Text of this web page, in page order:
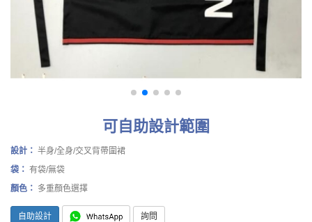
可自助設計範圍
設計： 半身/全身/交叉背帶圍裙
袋： 有袋/無袋
顏色： 多重顏色選擇
自助設計 詢問